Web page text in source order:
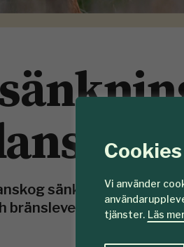
Vi använder
tjänster. Läs mer
sänker
bränsleved omfattas.